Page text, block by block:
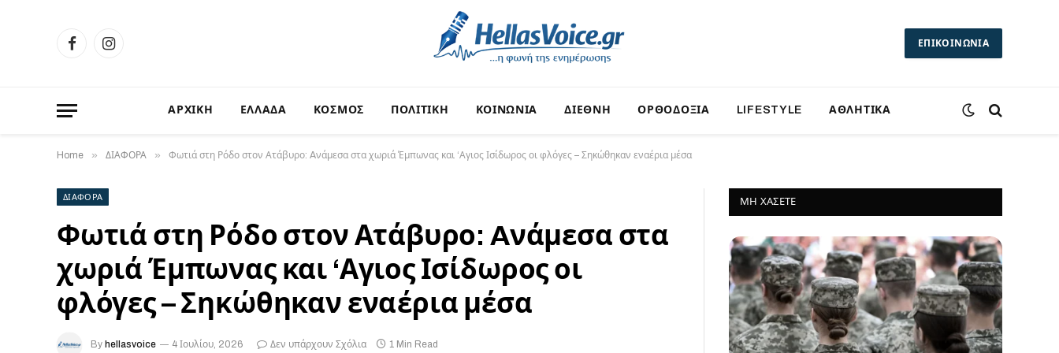
FacebookInstagram ΕΠΙΚΟΙΝΩΝΙΑ
ΑΡΧΙΚΗ ΕΛΛΑΔΑ ΚΟΣΜΟΣ ΠΟΛΙΤΙΚΗ ΚΟΙΝΩΝΙΑ ΔΙΕΘΝΗ ΟΡΘΟΔΟΞΙΑ LIFESTYLE ΑΘΛΗΤΙΚΑ
Home » ΔΙΑΦΟΡΑ » Φωτιά στη Ρόδο στον Ατάβυρο: Aνάμεσα στα χωριά Έμπωνας και ‘Αγιος Ισίδωρος οι φλόγες – Σηκώθηκαν εναέρια μέσα
ΔΙΑΦΟΡΑ
Φωτιά στη Ρόδο στον Ατάβυρο: Aνάμεσα στα
χωριά Έμπωνας και ‘Αγιος Ισίδωρος οι
φλόγες – Σηκώθηκαν εναέρια μέσα
By hellasvoice 4 Ιουλίου, 2026 Δεν υπάρχουν Σχόλια 1 Min Read
ΜΗ ΧΆΣΕΤΕ